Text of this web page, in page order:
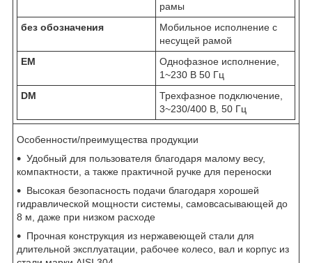
рамы
без обозначения
Мобильное исполнение с
несущей рамой
EM
Однофазное исполнение,
1~230 В 50 Гц
DM
Трехфазное подключение,
3~230/400 В, 50 Гц
Особенности/преимущества продукции
Удобный для пользователя благодаря малому весу,
компактности, а также практичной ручке для переноски
Высокая безопасность подачи благодаря хорошей
гидравлической мощности системы, самовсасывающей до
8 м, даже при низком расходе
Прочная конструкция из нержавеющей стали для
длительной эксплуатации, рабочее колесо, вал и корпус из